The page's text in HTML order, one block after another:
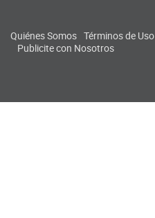
Quiénes Somos Términos de Uso
Publicite con Nosotros